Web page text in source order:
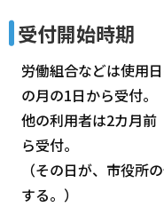
受付開始時期
労働組合などは使用
の月の1日から受付。
他の利用者は2カ月前
ら受付。
（その日が、市役所
する。）